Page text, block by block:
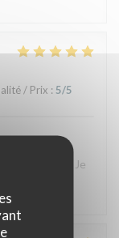
/ Prix : 5/5
aussi
petits soins. Je